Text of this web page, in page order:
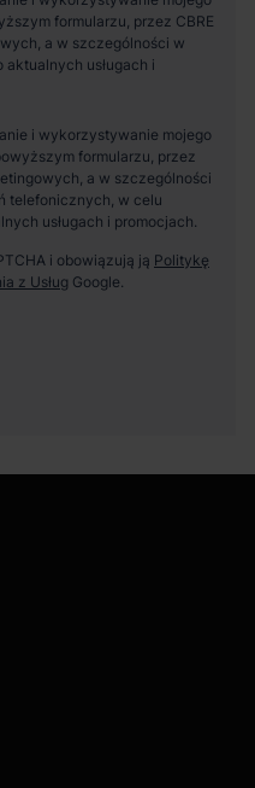
formularzu, przez CBRE
a w szczególności w
usługach i
i wykorzystywanie mojego
formularzu, przez
a w szczególności
telefonicznych, w celu
usługach i promocjach.
i obowiązują ją Politykę
z Usług Google.